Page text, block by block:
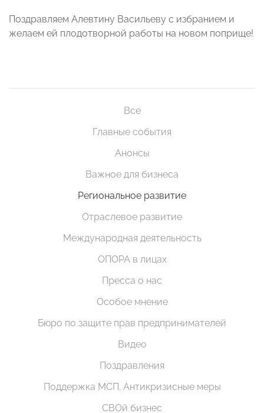
Поздравляем Алевтину Васильеву с избранием и
желаем ей плодотворной работы на новом поприще!
Все
Главные события
Анонсы
Важное для бизнеса
Региональное развитие
Отраслевое развитие
Международная деятельность
ОПОРА в лицах
Пресса о нас
Особое мнение
Бюро по защите прав предпринимателей
Видео
Поздравления
Поддержка МСП. Антикризисные меры
СВОй бизнес